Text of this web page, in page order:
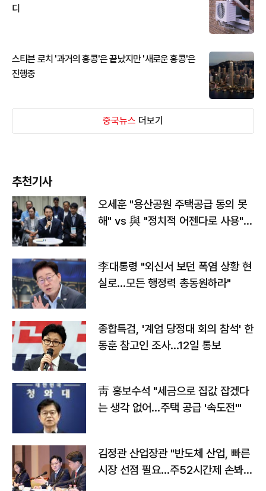
디
스티븐 로치 '과거의 홍콩'은 끝났지만 '새로운 홍콩'은
진행중
중국뉴스 더보기
추천기사
오세훈 "용산공원 주택공급 동의 못
해" vs 與 "정치적 어젠다로 사용"
李대통령 "외신서 보던 폭염 상황 현
실로…모든 행정력 총동원하라"
종합특검, '계엄 당정대 회의 참석' 한
동훈 참고인 조사...12일 통보
靑 홍보수석 "세금으로 집값 잡겠다
는 생각 없어…주택 공급 '속도전'"
김정관 산업장관 "반도체 산업, 빠른
시장 선점 필요…주52시간제 손봐